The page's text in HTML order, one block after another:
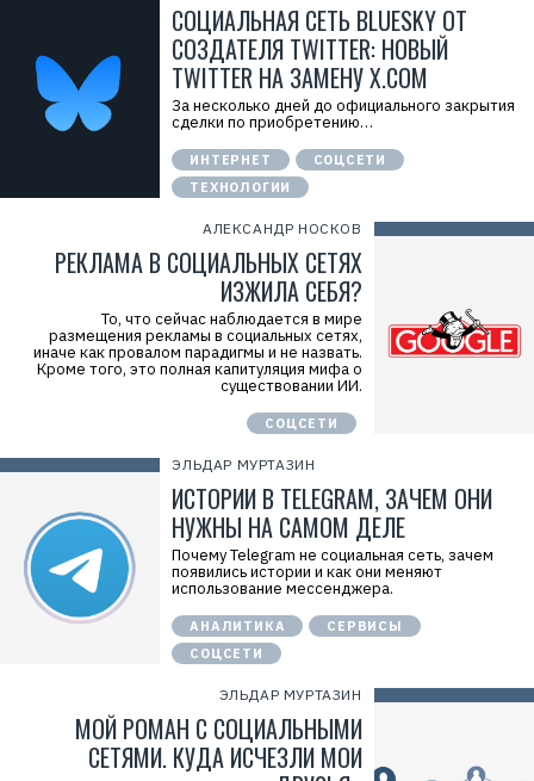
СОЦИАЛЬНАЯ СЕТЬ BLUESKY ОТ
СОЗДАТЕЛЯ TWITTER: НОВЫЙ
TWITTER НА ЗАМЕНУ X.COM
За несколько дней до официального закрытия
сделки по приобретению…
ИНТЕРНЕТ
СОЦСЕТИ
ТЕХНОЛОГИИ
АЛЕКСАНДР НОСКОВ
РЕКЛАМА В СОЦИАЛЬНЫХ СЕТЯХ
ИЗЖИЛА СЕБЯ?
То, что сейчас наблюдается в мире
размещения рекламы в социальных сетях,
иначе как провалом парадигмы и не назвать.
Кроме того, это полная капитуляция мифа о
существовании ИИ.
СОЦСЕТИ
ЭЛЬДАР МУРТАЗИН
ИСТОРИИ В TELEGRAM, ЗАЧЕМ ОНИ
НУЖНЫ НА САМОМ ДЕЛЕ
Почему Telegram не социальная сеть, зачем
появились истории и как они меняют
использование мессенджера.
АНАЛИТИКА
СЕРВИСЫ
СОЦСЕТИ
ЭЛЬДАР МУРТАЗИН
МОЙ РОМАН С СОЦИАЛЬНЫМИ
СЕТЯМИ. КУДА ИСЧЕЗЛИ МОИ